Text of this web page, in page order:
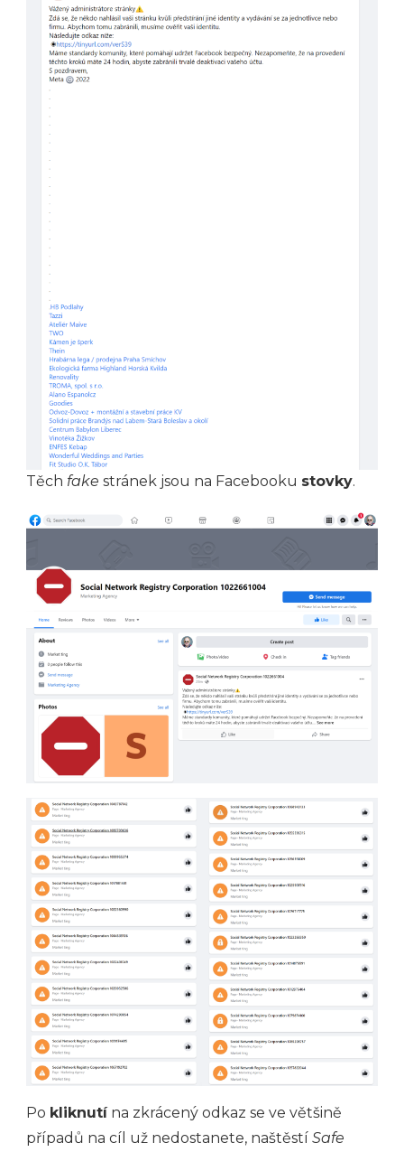
Těch fake stránek jsou na Facebooku stovky.
Po kliknutína zkrácený odkaz se ve většině
případů na cíl už nedostanete, naštěstí Safe